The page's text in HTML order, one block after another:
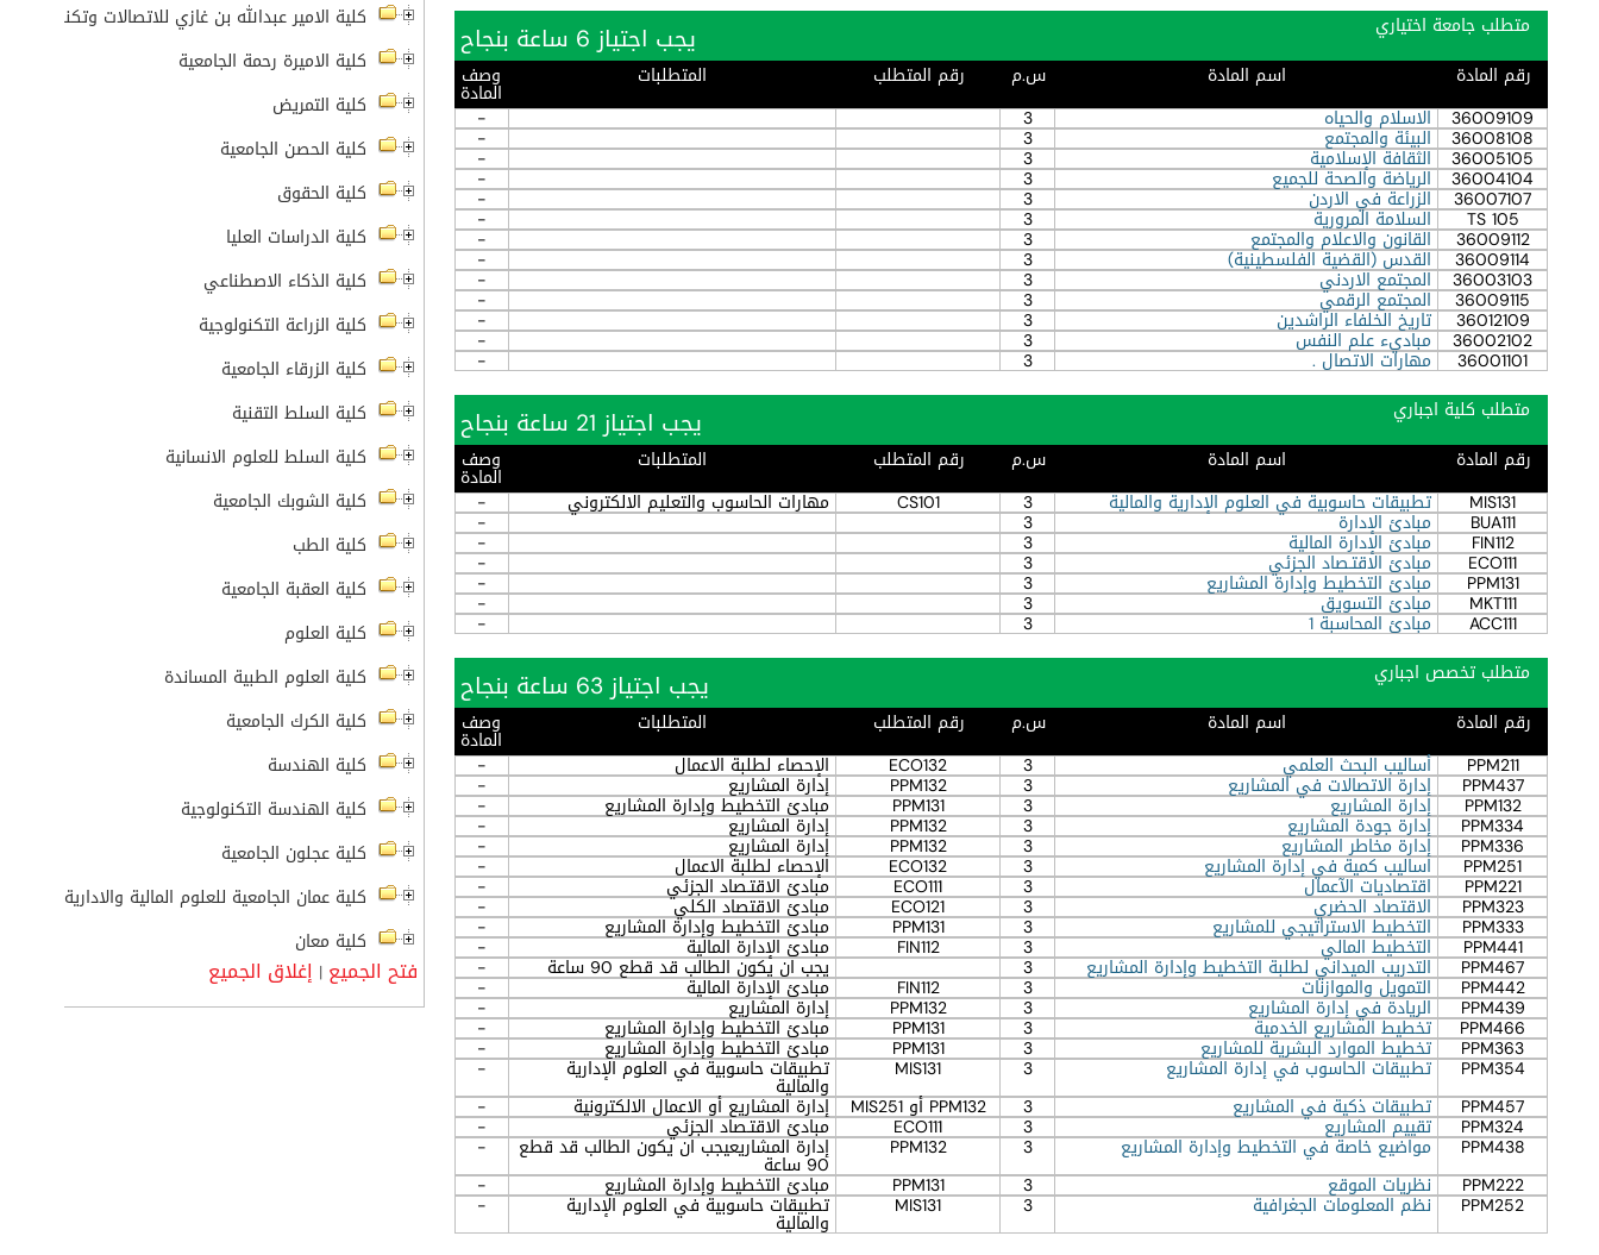
متطلب جامعة اختياري يجب اجتياز 6 ساعة بنجاح
رقم المادة اسم المادة س.م رقم المتطلب المتطلبات وصف
المادة
36009109 الاسلام والحياه 3
-
36008108 البيئة والمجتمع 3
-
36005105 الثقافة الإسلامية 3
-
36004104 الرياضة والصحة للجميع 3
-
36007107 الزراعة في الاردن 3
-
TS 105 السلامة المرورية 3
-
36009112 القانون والاعلام والمجتمع 3
-
36009114 القدس (القضية الفلسطينية) 3
-
36003103 المجتمع الاردني 3
-
36009115 المجتمع الرقمي 3
-
36012109 تاريخ الخلفاء الراشدين 3
-
36002102 مباديء علم النفس 3
-
36001101 مهارات الاتصال . 3
-
متطلب كلية اجباري
يجب اجتياز 21 ساعة بنجاح
رقم المادة اسم المادة س.م رقم المتطلب المتطلبات وصف
المادة
MIS131 تطبيقات حاسوبية في العلوم الإدارية والمالية 3
CS101 مهارات الحاسوب والتعليم الالكتروني -
BUA111 مبادئ الإدارة 3
-
FIN112 مبادئ الإدارة المالية 3
-
ECO111 مبادئ الاقتـصاد الجزئي 3
-
PPM131 مبادئ التخطيط وإدارة المشاريع 3
-
MKT111 مبادئ التسويق 3
-
ACC111 مبادئ المحاسبة 1 3
-
متطلب تخصص اجباري
يجب اجتياز 63 ساعة بنجاح
رقم المادة اسم المادة س.م رقم المتطلب المتطلبات وصف
المادة
PPM211 أساليب البحث العلمي 3
ECO132 الإحصاء لطلبة الاعمال -
PPM437 إدارة الاتصالات في المشاريع 3
PPM132 إدارة المشاريع -
PPM132 إدارة المشاريع 3
PPM131 مبادئ التخطيط وإدارة المشاريع -
PPM334 إدارة جودة المشاريع 3
PPM132 إدارة المشاريع -
PPM336 إدارة مخاطر المشاريع 3
PPM132 إدارة المشاريع -
PPM251 اساليب كمية في إدارة المشاريع 3
ECO132 الإحصاء لطلبة الاعمال -
PPM221 اقتصاديات الآعمال 3
ECO111 مبادئ الاقتـصاد الجزئي -
PPM323 الاقتصاد الحضري 3
ECO121 مبادئ الاقتصاد الكلي -
PPM333 التخطيط الاستراتيجي للمشاريع 3
PPM131 مبادئ التخطيط وإدارة المشاريع -
PPM441 التخطيط المالي 3
FIN112 مبادئ الإدارة المالية -
PPM467 التدريب الميداني لطلبة التخطيط وإدارة المشاريع 3 يجب ان يكون الطالب قد قطع 90 ساعة -
PPM442 التمويل والموازنات 3
FIN112 مبادئ الإدارة المالية -
PPM439 الريادة في إدارة المشاريع 3
PPM132 إدارة المشاريع -
PPM466 تخطيط المشاريع الخدمية 3
PPM131 مبادئ التخطيط وإدارة المشاريع -
PPM363 تخطيط الموارد البشرية للمشاريع 3
PPM131 مبادئ التخطيط وإدارة المشاريع -
PPM354 تطبيقات الحاسوب في إدارة المشاريع 3
MIS131 تطبيقات حاسوبية في العلوم الإدارية
والمالية
-
PPM457
تطبيقات ذكية في المشاريع 3 PPM132 أو MIS251 إدارة المشاريع أو الاعمال الالكترونية -
PPM324 تقييم المشاريع 3
ECO111 مبادئ الاقتـصاد الجزئي -
PPM438 مواضيع خاصة في التخطيط وإدارة المشاريع 3
PPM132 إدارة المشاريعيجب ان يكون الطالب قد قطع
90 ساعة
-
PPM222
نظريات الموقع 3
PPM131 مبادئ التخطيط وإدارة المشاريع -
PPM252 نظم المعلومات الجغرافية 3
MIS131 تطبيقات حاسوبية في العلوم الإدارية
والمالية
-
كلية الامير عبدالله بن غازي للاتصالات وتكنولوجيا
كلية الاميرة رحمة الجامعية
كلية التمريض
كلية الحصن الجامعية
كلية الحقوق
كلية الدراسات العليا
كلية الذكاء الاصطناعي
كلية الزراعة التكنولوجية
كلية الزرقاء الجامعية
كلية السلط التقنية
كلية السلط للعلوم الانسانية
كلية الشوبك الجامعية
كلية الطب
كلية العقبة الجامعية
كلية العلوم
كلية العلوم الطبية المساندة
كلية الكرك الجامعية
كلية الهندسة
كلية الهندسة التكنولوجية
كلية عجلون الجامعية
كلية عمان الجامعية للعلوم المالية والادارية
كلية معان
فتح الجميع | إغلاق الجميع